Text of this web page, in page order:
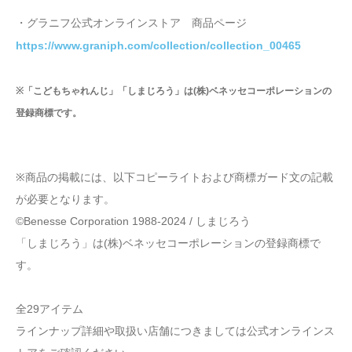
・グラニフ公式オンラインストア 商品ページ
https://www.graniph.com/collection/collection_00465
※「こどもちゃれんじ」「しまじろう」は(株)ベネッセコーポレーションの
登録商標です。
※商品の掲載には、以下コピーライトおよび商標ガード文の記載
が必要となります。
©Benesse Corporation 1988-2024 / しまじろう
「しまじろう」は(株)ベネッセコーポレーションの登録商標で
す。
全29アイテム
ラインナップ詳細や取扱い店舗につきましては公式オンラインス